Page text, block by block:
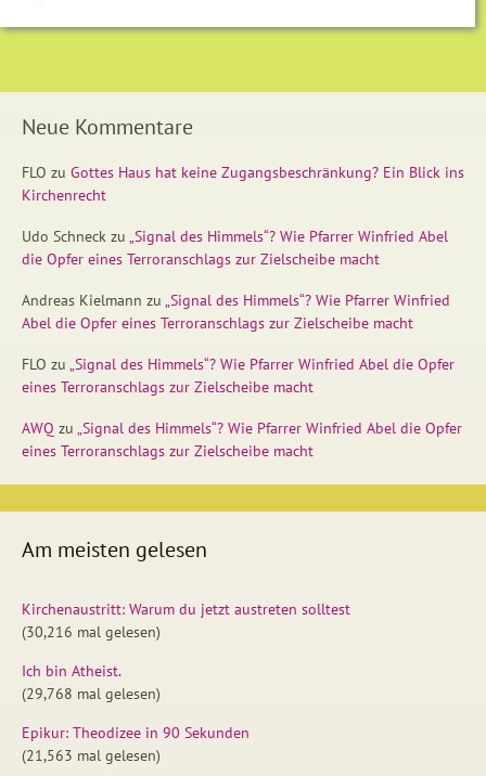
Neue Kommentare
FLO zu Gottes Haus hat keine Zugangsbeschränkung? Ein Blick ins
Kirchenrecht
Udo Schneck zu „Signal des Himmels“? Wie Pfarrer Winfried Abel
die Opfer eines Terroranschlags zur Zielscheibe macht
Andreas Kielmann zu „Signal des Himmels“? Wie Pfarrer Winfried
Abel die Opfer eines Terroranschlags zur Zielscheibe macht
FLO zu „Signal des Himmels“? Wie Pfarrer Winfried Abel die Opfer
eines Terroranschlags zur Zielscheibe macht
AWQ zu „Signal des Himmels“? Wie Pfarrer Winfried Abel die Opfer
eines Terroranschlags zur Zielscheibe macht
Am meisten gelesen
Kirchenaustritt: Warum du jetzt austreten solltest
(30,216 mal gelesen)
Ich bin Atheist.
(29,768 mal gelesen)
Epikur: Theodizee in 90 Sekunden
(21,563 mal gelesen)